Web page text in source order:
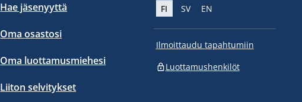
Hae jäsenyyttä
Oma osastosi
Oma luottamusmiehesi
Liiton selvitykset
FI SV EN
Ilmoittaudu tapahtumiin
Luottamushenkilöt